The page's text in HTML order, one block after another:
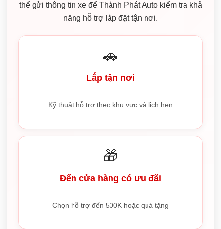
thể gửi thông tin xe để Thành Phát Auto kiểm tra khả
năng hỗ trợ lắp đặt tận nơi.
🚗
Lắp tận nơi
Kỹ thuật hỗ trợ theo khu vực và lịch hẹn
🎁
Đến cửa hàng có ưu đãi
Chọn hỗ trợ đến 500K hoặc quà tặng